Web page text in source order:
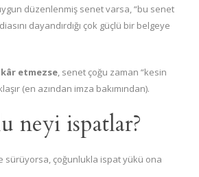
düzenlenmiş senet varsa, “bu senet
dayandırdığı çok güçlü bir belgeye
etmezse, senet çoğu zaman “kesin
(en azından imza bakımından).
neyi ispatlar?
sürüyorsa, çoğunlukla ispat yükü ona